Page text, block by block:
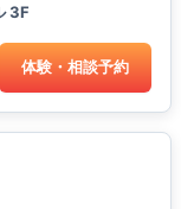
3F
体験・相談予約